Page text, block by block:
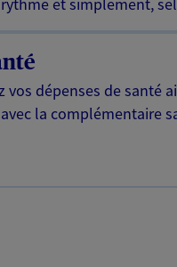
vos dépenses de santé
la complémentaire